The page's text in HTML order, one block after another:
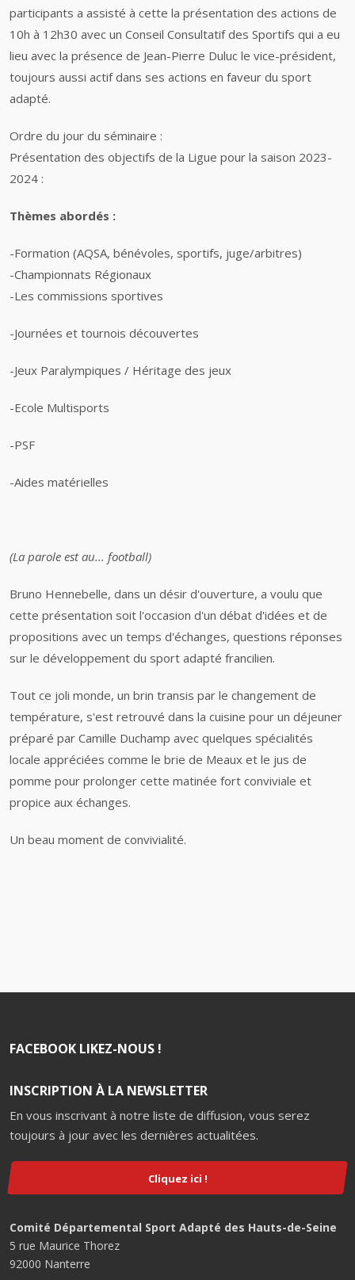
participants a assisté à cette la présentation des actions de
10h à 12h30 avec un Conseil Consultatif des Sportifs qui a eu
lieu avec la présence de Jean-Pierre Duluc le vice-président,
toujours aussi actif dans ses actions en faveur du sport
adapté.
Ordre du jour du séminaire :
Présentation des objectifs de la Ligue pour la saison 2023-
2024 :
Thèmes abordés :
-Formation (AQSA, bénévoles, sportifs, juge/arbitres)
-Championnats Régionaux
-Les commissions sportives
-Journées et tournois découvertes
-Jeux Paralympiques / Héritage des jeux
-Ecole Multisports
-PSF
-Aides matérielles
(La parole est au... football)
Bruno Hennebelle, dans un désir d'ouverture, a voulu que
cette présentation soit l'occasion d'un débat d'idées et de
propositions avec un temps d'échanges, questions réponses
sur le développement du sport adapté francilien.
Tout ce joli monde, un brin transis par le changement de
température, s'est retrouvé dans la cuisine pour un déjeuner
préparé par Camille Duchamp avec quelques spécialités
locale appréciées comme le brie de Meaux et le jus de
pomme pour prolonger cette matinée fort conviviale et
propice aux échanges.
Un beau moment de convivialité.
FACEBOOK LIKEZ-NOUS !
INSCRIPTION À LA NEWSLETTER
En vous inscrivant à notre liste de diffusion, vous serez
toujours à jour avec les dernières actualitées.
Cliquez ici !
Comité Départemental Sport Adapté des Hauts-de-Seine
5 rue Maurice Thorez
92000 Nanterre